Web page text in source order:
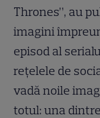
Thrones”, au
imagini
episod al
rețelele de
vadă noile
totul: una